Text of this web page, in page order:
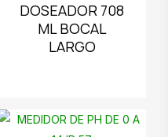
DOSEADOR 708
ML BOCAL
LARGO